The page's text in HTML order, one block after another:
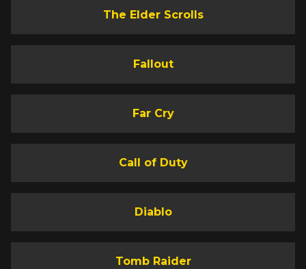
The Elder Scrolls
Fallout
Far Cry
Call of Duty
Diablo
Tomb Raider